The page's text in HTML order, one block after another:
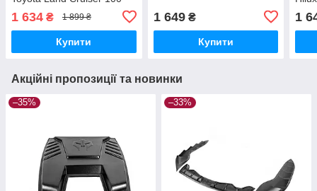
1 634 ₴ 1 899 ₴
Купити
1 649₴
Купити
1
Акційні пропозиції та новинки
–35% –33%